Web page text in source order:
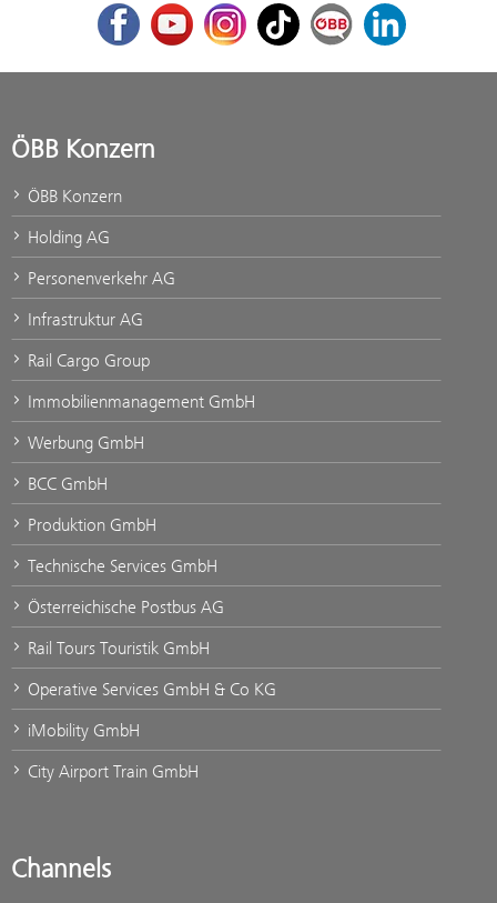
FacebookYoutubeInstagram
TikTok ÖBB Corporate Blog
LinkedIn
ÖBB Konzern
ÖBB Konzern
Holding AG
Personenverkehr AG
Infrastruktur AG
Rail Cargo Group
Immobilienmanagement GmbH
Werbung GmbH
BCC GmbH
Produktion GmbH
Technische Services GmbH
Österreichische Postbus AG
Rail Tours Touristik GmbH
Operative Services GmbH & Co KG
iMobility GmbH
City Airport Train GmbH
Channels